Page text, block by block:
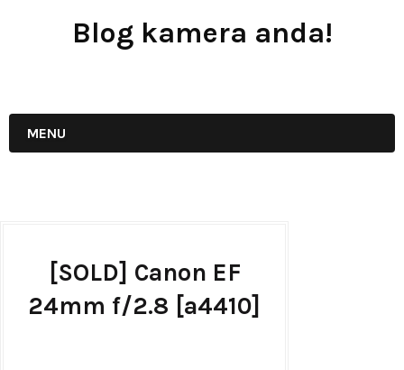
Blog kamera anda!
MENU
[SOLD] Canon EF
24mm f/2.8 [a4410]